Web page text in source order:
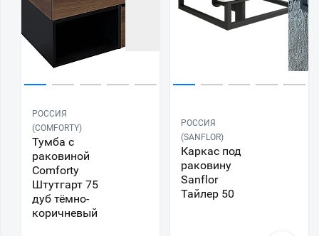
РОССИЯ
(COMFORTY)
Тумба с
раковиной
Comforty
Штутгарт 75
дуб тёмно-
коричневый
РОССИЯ
(SANFLOR)
Каркас под
раковину
Sanflor
Тайлер 50